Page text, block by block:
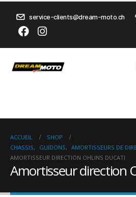
service-clients@dream-moto.ch
ACCUEIL
SHOP
CHASSIS, GUIDONS, AMORTISSEURS DE
AMORTISSEUR DIRECTION OHLINS DUCATI
Amortisseur direction